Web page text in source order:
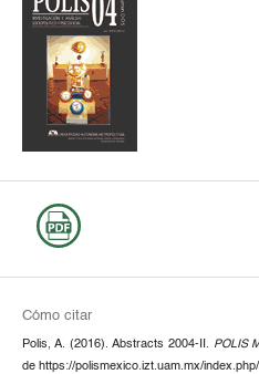
Cómo citar
Polis, A. (2016). Abstracts 2004-II. POLIS
de https://polismexico.izt.uam.mx/